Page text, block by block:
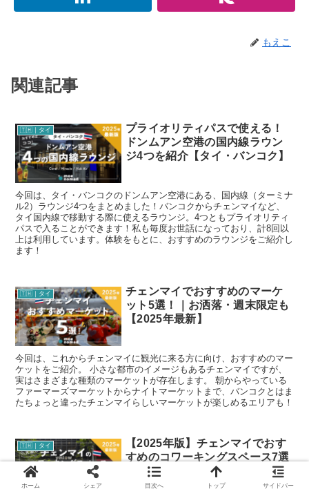
もえこ
関連記事
🇹🇭｜タイ
プライオリティパスで使える！
ドンムアン空港の国内線ラウン
ジ4つを紹介【タイ・バンコク】
今回は、タイ・バンコクのドンムアン空港にある、国内線（ターミナ
ル2）ラウンジ4つをまとめました！バンコクからチェンマイなど、
タイ国内線で移動する際に使えるラウンジ。4つともプライオリティ
パスで入ることができます！私も毎度お世話になっており、計8回以
上は利用しています。体験をもとに、おすすめのラウンジをご紹介し
ます！
🇹🇭｜タイ
チェンマイでおすすめのマーケ
ット5選！｜お洒落・週末限定も
【2025年最新】
今回は、これからチェンマイに観光に来る方に向け、おすすめのマー
ケットをご紹介。 小さな都市のイメージもあるチェンマイですが、
実はさまざまな種類のマーケットが存在します。 朝からやっている
ファーマーズマーケットからナイトマーケットまで、バンコクとはま
たちょっと違ったチェンマイらしいマーケットが楽しめるエリアも！
🇹🇭｜タイ
【2025年版】チェンマイでおす
すめのコワーキングスペース7選
ホーム シェア 目次へ トップ サイドバー